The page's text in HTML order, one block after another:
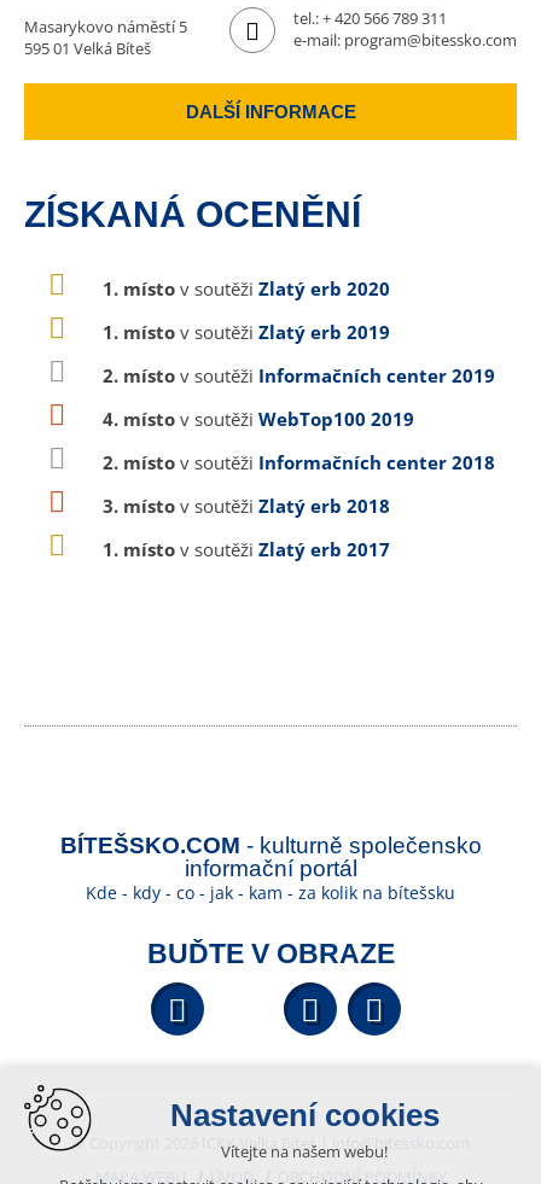
Masarykovo náměstí 5
595 01 Velká Bíteš
tel.:+ 420 566 789 311
e-mail: program@bitessko.com
DALŠÍ INFORMACE
ZÍSKANÁ OCENĚNÍ
1. místo v soutěži Zlatý erb 2020
1. místo v soutěži Zlatý erb 2019
2. místo v soutěži Informačních center 2019
4. místo v soutěži WebTop100 2019
2. místo v soutěži Informačních center 2018
3. místo v soutěži Zlatý erb 2018
1. místo v soutěži Zlatý erb 2017
BÍTEŠSKO.COM - kulturně společensko
informační portál
Kde - kdy - co - jak - kam - za kolik na bítešsku
BUĎTE V OBRAZE
Facebook YouTube
© Copyright 2026 ICKK Velká Bíteš |
info@bitessko.com
MAPA WEBU
ÚVOD OBCHODNÍ PODMÍNKY
Nastavení cookies
Vítejte na našem webu!